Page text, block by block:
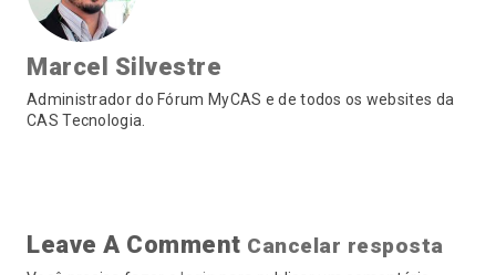
Marcel Silvestre
Administrador do Fórum MyCAS e de todos os websites da
CAS Tecnologia.
Leave A Comment Cancelar resposta